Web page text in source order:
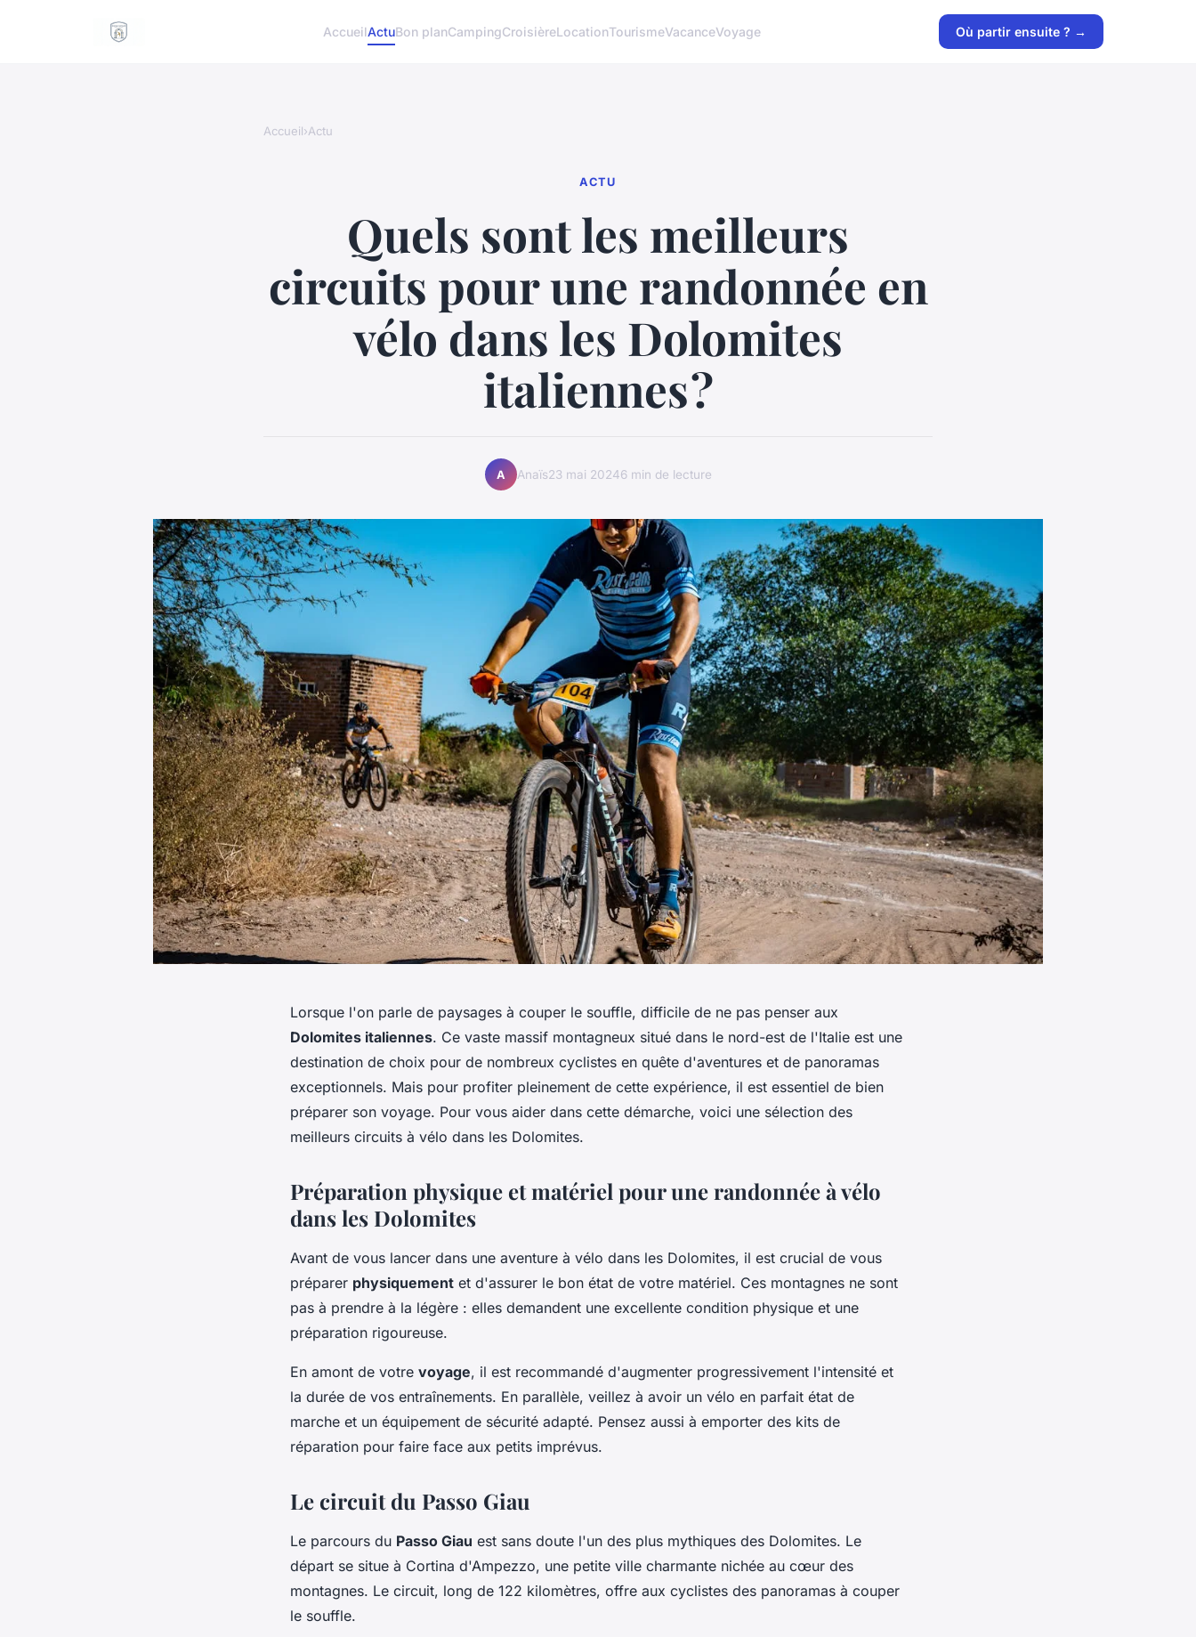
AccueilActuBon planCampingCroisièreLocationTourismeVacanceVoyage Où partir ensuite ? →
Accueil›Actu
ACTU
Quels sont les meilleurs
circuits pour une randonnée en
vélo dans les Dolomites
italiennes ?
A Anaïs23 mai 20246 min de lecture
Lorsque l'on parle de paysages à couper le souffle, difficile de ne pas penser aux
Dolomites italiennes. Ce vaste massif montagneux situé dans le nord-est de l'Italie est une
destination de choix pour de nombreux cyclistes en quête d'aventures et de panoramas
exceptionnels. Mais pour profiter pleinement de cette expérience, il est essentiel de bien
préparer son voyage. Pour vous aider dans cette démarche, voici une sélection des
meilleurs circuits à vélo dans les Dolomites.
Préparation physique et matériel pour une randonnée à vélo
dans les Dolomites
Avant de vous lancer dans une aventure à vélo dans les Dolomites, il est crucial de vous
préparer physiquement et d'assurer le bon état de votre matériel. Ces montagnes ne sont
pas à prendre à la légère : elles demandent une excellente condition physique et une
préparation rigoureuse.
En amont de votre voyage, il est recommandé d'augmenter progressivement l'intensité et
la durée de vos entraînements. En parallèle, veillez à avoir un vélo en parfait état de
marche et un équipement de sécurité adapté. Pensez aussi à emporter des kits de
réparation pour faire face aux petits imprévus.
Le circuit du Passo Giau
Le parcours du Passo Giau est sans doute l'un des plus mythiques des Dolomites. Le
départ se situe à Cortina d'Ampezzo, une petite ville charmante nichée au cœur des
montagnes. Le circuit, long de 122 kilomètres, offre aux cyclistes des panoramas à couper
le souffle.